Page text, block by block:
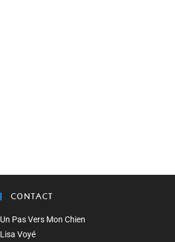
CONTACT
Un Pas Vers Mon Chien
Lisa Voyé